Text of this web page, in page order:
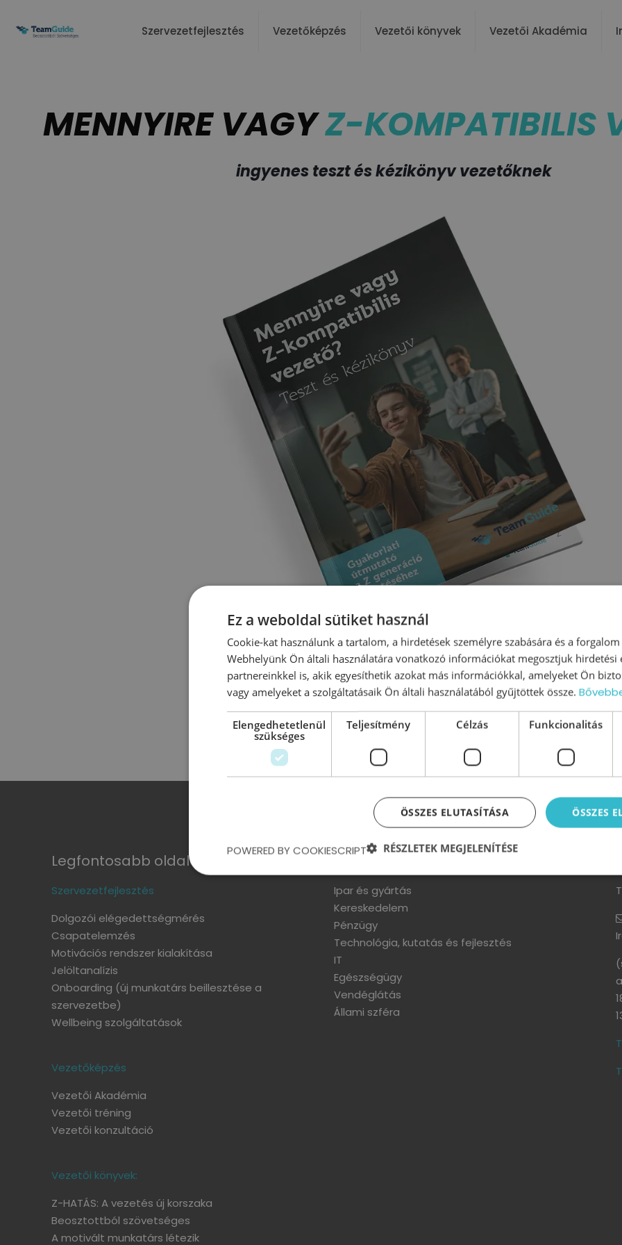
Szervezetfejlesztés Vezetőképzés Vezetői könyvek Vezetői Akadémia
MENNYIRE VAGYZ-KOMPATIBILIS
ingyenes teszt és kézikönyv vezetőknek
E-BOOK INGYENES LETÖLTÉSE
Legfontosabb oldalak:
Szervezetfejlesztés
Dolgozói elégedettségmérés
Csapatelemzés
Motivációs rendszer kialakítása
Jelöltanalízis
Onboarding (új munkatárs beillesztése a
szervezetbe)
Wellbeing szolgáltatások
Vezetőképzés
Vezetői Akadémia
Vezetői tréning
Vezetői konzultáció
Vezetői könyvek:
Z-HATÁS: A vezetés új korszaka
Beosztottból szövetséges
A motivált munkatárs létezik
Szektorok
Ipar és gyártás
Kereskedelem
Pénzügy
Technológia, kutatás és fejlesztés
IT
Egészségügy
Vendéglátás
Állami szféra
Ez a weboldal sütiket használ
Cookie-kat használunk a tartalom, a hirdetések személyre szabására és a
Webhelyünk Ön általi használatára vonatkozó információkat megosztjuk hirdetési
partnereinkkel is, akik egyesíthetik azokat más információkkal, amelyeket Ön
vagy amelyeket a szolgáltatásaik Ön általi használatából gyűjtöttek össze.
Elengedhetetlenül
szükséges
Teljesítmény Célzás Funkcionalitás
ÖSSZES
ÖSSZES ELUTASÍTÁSA
RÉSZLETEK MEGJELENÍTÉSE
POWERED BY COOKIESCRIPT